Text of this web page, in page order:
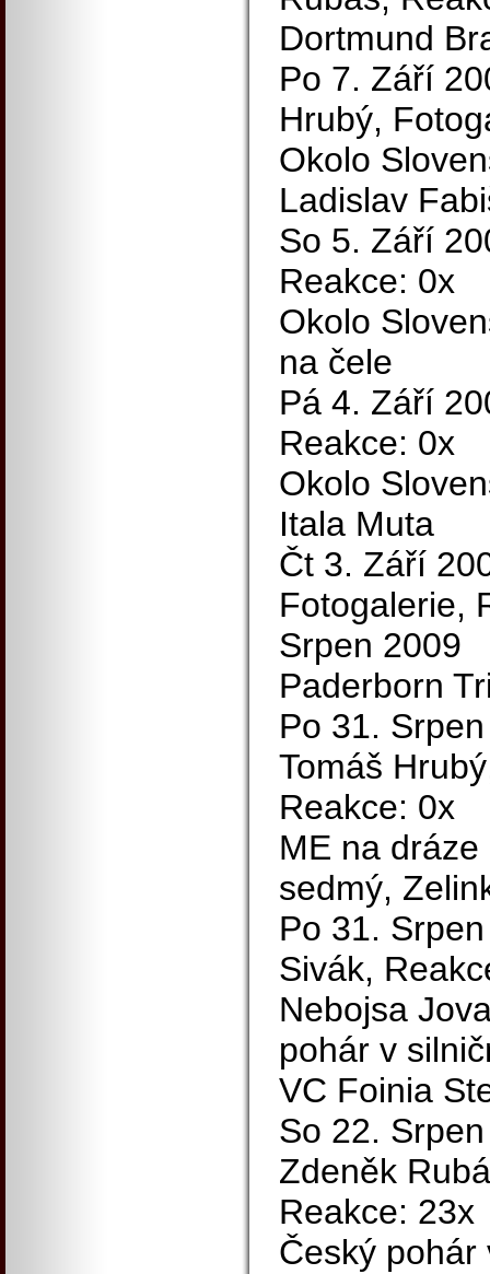
Dortmund
Po 7. Září
Hrubý,
Okolo
Ladislav
So 5. Září
Reakce: 0x
Okolo
na čele
Pá 4. Září
Reakce: 0x
Okolo
Itala Muta
Čt 3. Září
Fotogalerie,
Srpen 2009
Paderborn
Po 31.
Tomáš
Reakce: 0x
ME na
sedmý,
Po 31.
Sivák,
Nebojsa
pohár v
VC Foinia
So 22.
Zdeněk
Reakce: 23x
Český pohár